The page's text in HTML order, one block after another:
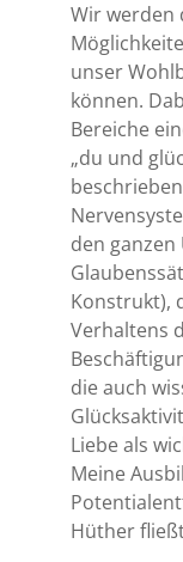
Wir werden
unser
können.
Bereiche
„du und
den
Konstrukt),
Verhaltens
die auch
Liebe als
Meine
Hüther